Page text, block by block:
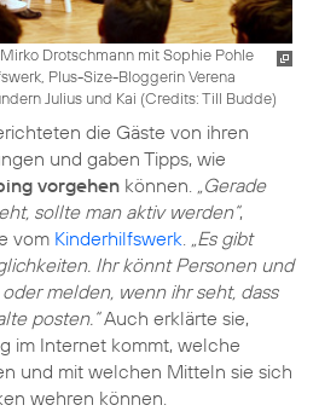
Drotschmann mit Sophie Pohle
Plus-Size-Bloggerin Verena
Julius und Kai (Credits: Till Budde)
die Gäste von ihren
und gaben Tipps, wie
vorgehen können.
„Gerade
sollte man aktiv werden“,
vom Kinderhilfswerk
„Es gibt
Ihr könnt Personen und
melden, wenn ihr seht, dass
posten.“Auch erklärte sie,
im Internet kommt, welche
und mit welchen Mitteln sie sich
wehren können.